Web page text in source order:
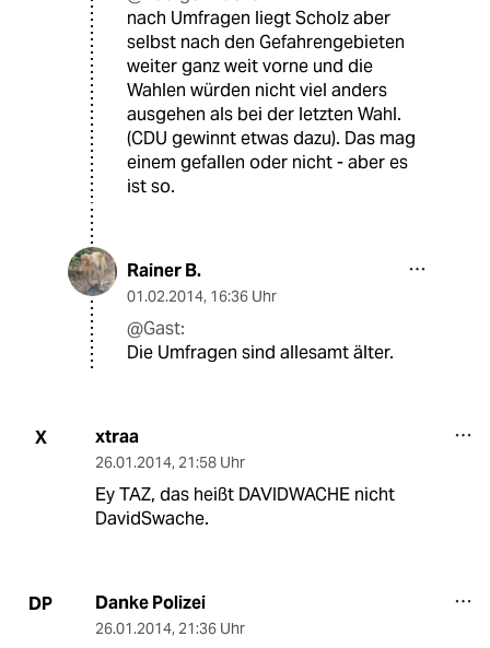
nach Umfragen liegt Scholz aber
selbst nach den Gefahrengebieten
weiter ganz weit vorne und die
Wahlen würden nicht viel anders
ausgehen als bei der letzten Wahl.
(CDU gewinnt etwas dazu). Das mag
einem gefallen oder nicht - aber es
ist so.
Rainer B.
01.02.2014, 16:36 Uhr
@Gast:
Die Umfragen sind allesamt älter.
X xtraa
26.01.2014, 21:58 Uhr
Ey TAZ, das heißt DAVIDWACHE nicht
DavidSwache.
DP Danke Polizei
26.01.2014, 21:36 Uhr